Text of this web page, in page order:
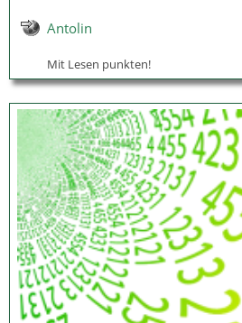
Antolin
Mit Lesen punkten!